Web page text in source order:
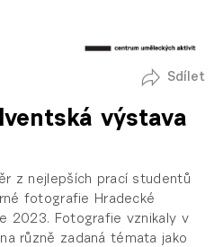
Sdílet
výstava
z nejlepších prací studentů
fotografie Hradecké
2023. Fotografie vznikaly v
různě zadaná témata jako